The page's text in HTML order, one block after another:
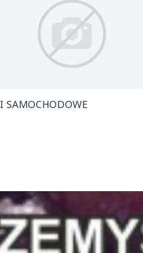
FRESH . ILOŚCI SAMOCHODOWE